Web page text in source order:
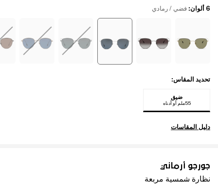
جورجو أرماني
نظارة شمسية مربعة
6 ألوان : فضي / رمادي
تحديد المقاس:
ضيق
55ملم أو أدناه
دليل المقاسات